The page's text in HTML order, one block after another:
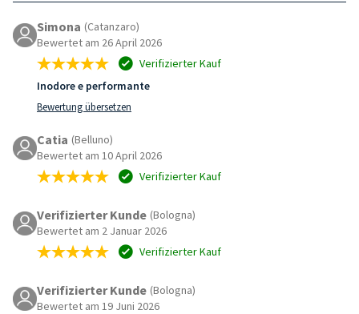
Simona (Catanzaro)
Bewertet am 26 April 2026
Verifizierter Kauf
Inodore e performante
Bewertung übersetzen
Catia (Belluno)
Bewertet am 10 April 2026
Verifizierter Kauf
Verifizierter Kunde (Bologna)
Bewertet am 2 Januar 2026
Verifizierter Kauf
Verifizierter Kunde (Bologna)
Bewertet am 19 Juni 2026